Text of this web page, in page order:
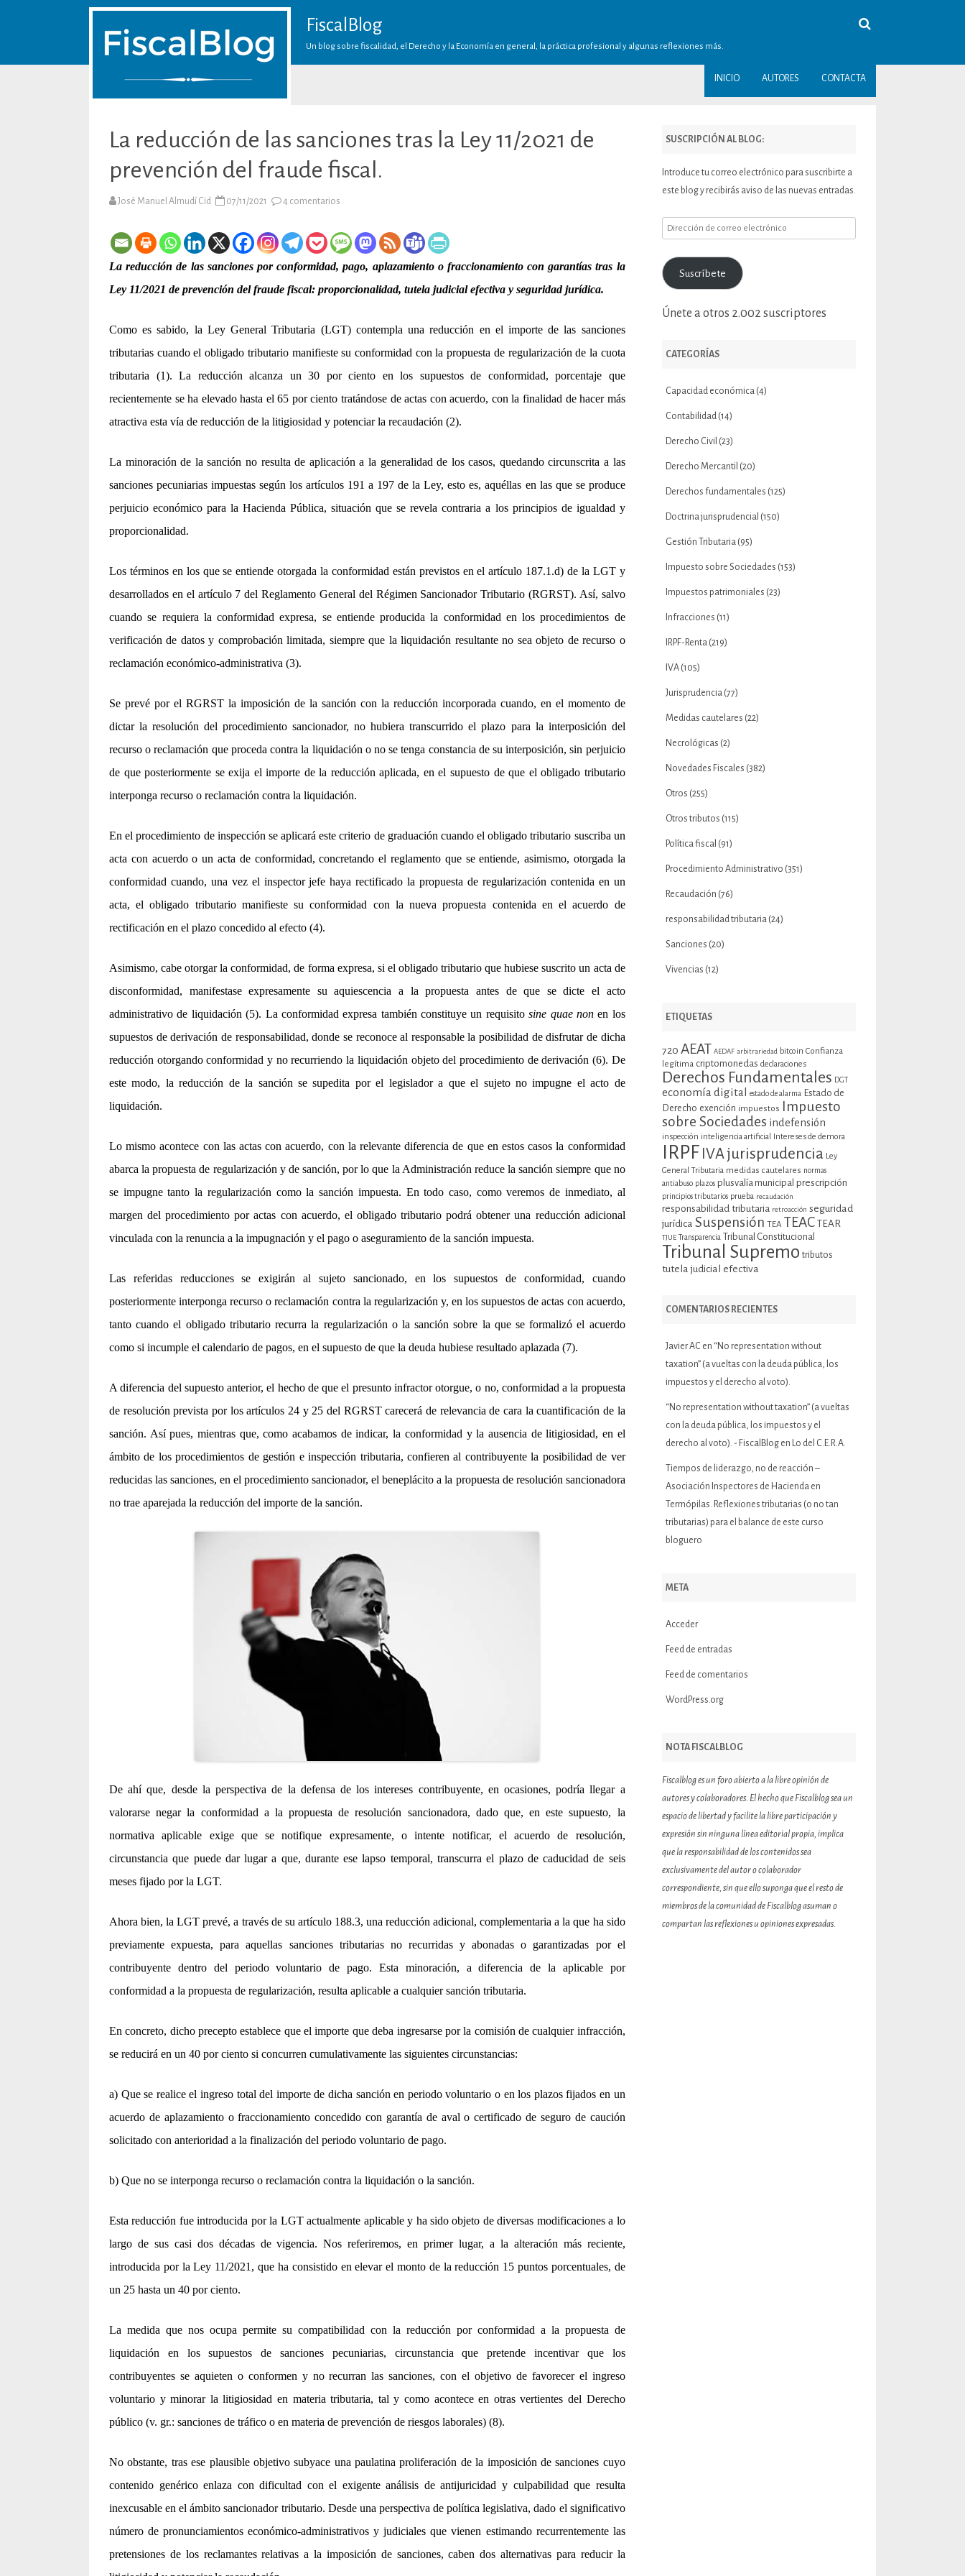
FiscalBlog
Un blog sobre fiscalidad, el Derecho y la Economía en general, la práctica profesional y algunas reflexiones más.
INICIO AUTORES CONTACTA
La reducción de las sanciones tras la Ley 11/2021 de
prevención del fraude fiscal.
José Manuel Almudí Cid 07/11/2021 4 comentarios
de
las
sanciones
la
11/2021
fraude
La reducción de las sanciones por conformidad, pago, aplazamiento o fraccionamiento con garantías tras la
Ley 11/2021 de prevención del fraude fiscal: proporcionalidad, tutela judicial efectiva y seguridad jurídica.
Como es sabido, la Ley General Tributaria (LGT) contempla una reducción en el importe de las sanciones
tributarias cuando el obligado tributario manifieste su conformidad con la propuesta de regularización de la cuota
tributaria (1). La reducción alcanza un 30 por ciento en los supuestos de conformidad, porcentaje que
recientemente se ha elevado hasta el 65 por ciento tratándose de actas con acuerdo, con la finalidad de hacer más
atractiva esta vía de reducción de la litigiosidad y potenciar la recaudación (2).
La minoración de la sanción no resulta de aplicación a la generalidad de los casos, quedando circunscrita a las
sanciones pecuniarias impuestas según los artículos 191 a 197 de la Ley, esto es, aquéllas en las que se produce
perjuicio económico para la Hacienda Pública, situación que se revela contraria a los principios de igualdad y
proporcionalidad.
Los términos en los que se entiende otorgada la conformidad están previstos en el artículo 187.1.d) de la LGT y
desarrollados en el artículo 7 del Reglamento General del Régimen Sancionador Tributario (RGRST). Así, salvo
cuando se requiera la conformidad expresa, se entiende producida la conformidad en los procedimientos de
verificación de datos y comprobación limitada, siempre que la liquidación resultante no sea objeto de recurso o
reclamación económico-administrativa (3).
Se prevé por el RGRST la imposición de la sanción con la reducción incorporada cuando, en el momento de
dictar la resolución del procedimiento sancionador, no hubiera transcurrido el plazo para la interposición del
recurso o reclamación que proceda contra la liquidación o no se tenga constancia de su interposición, sin perjuicio
de que posteriormente se exija el importe de la reducción aplicada, en el supuesto de que el obligado tributario
interponga recurso o reclamación contra la liquidación.
En el procedimiento de inspección se aplicará este criterio de graduación cuando el obligado tributario suscriba un
acta con acuerdo o un acta de conformidad, concretando el reglamento que se entiende, asimismo, otorgada la
conformidad cuando, una vez el inspector jefe haya rectificado la propuesta de regularización contenida en un
acta, el obligado tributario manifieste su conformidad con la nueva propuesta contenida en el acuerdo de
rectificación en el plazo concedido al efecto (4).
Asimismo, cabe otorgar la conformidad, de forma expresa, si el obligado tributario que hubiese suscrito un acta de
disconformidad, manifestase expresamente su aquiescencia a la propuesta antes de que se dicte el acto
administrativo de liquidación (5). La conformidad expresa también constituye un requisitosine quae nonen los
supuestos de derivación de responsabilidad, donde se reconoce al responsable la posibilidad de disfrutar de dicha
reducción otorgando conformidad y no recurriendo la liquidación objeto del procedimiento de derivación (6). De
este modo, la reducción de la sanción se supedita por el legislador a que el sujeto no impugne el acto de
liquidación.
Lo mismo acontece con las actas con acuerdo, con la relevante diferencia de que en estos casos la conformidad
abarca la propuesta de regularización y de sanción, por lo que la Administración reduce la sanción siempre que no
se impugne tanto la regularización como la sanción impuesta. En todo caso, como veremos de inmediato, al
margen del procedimiento por actas con acuerdo, el obligado tributario podrá obtener una reducción adicional
vinculada con la renuncia a la impugnación y el pago o aseguramiento de la sanción impuesta.
Las referidas reducciones se exigirán al sujeto sancionado, en los supuestos de conformidad, cuando
posteriormente interponga recurso o reclamación contra la regularización y, en los supuestos de actas con acuerdo,
tanto cuando el obligado tributario recurra la regularización o la sanción sobre la que se formalizó el acuerdo
como si incumple el calendario de pagos, en el supuesto de que la deuda hubiese resultado aplazada (7).
A diferencia del supuesto anterior, el hecho de que el presunto infractor otorgue, o no, conformidad a la propuesta
de resolución prevista por los artículos 24 y 25 del RGRST carecerá de relevancia de cara la cuantificación de la
sanción. Así pues, mientras que, como acabamos de indicar, la conformidad y la ausencia de litigiosidad, en el
ámbito de los procedimientos de gestión e inspección tributaria, confieren al contribuyente la posibilidad de ver
reducidas las sanciones, en el procedimiento sancionador, el beneplácito a la propuesta de resolución sancionadora
no trae aparejada la reducción del importe de la sanción.
De ahí que, desde la perspectiva de la defensa de los intereses contribuyente, en ocasiones, podría llegar a
valorarse negar la conformidad a la propuesta de resolución sancionadora, dado que, en este supuesto, la
normativa aplicable exige que se notifique expresamente, o intente notificar, el acuerdo de resolución,
circunstancia que puede dar lugar a que, durante ese lapso temporal, transcurra el plazo de caducidad de seis
meses fijado por la LGT.
Ahora bien, la LGT prevé, a través de su artículo 188.3, una reducción adicional, complementaria a la que ha sido
previamente expuesta, para aquellas sanciones tributarias no recurridas y abonadas o garantizadas por el
contribuyente dentro del periodo voluntario de pago. Esta minoración, a diferencia de la aplicable por
conformidad a la propuesta de regularización, resulta aplicable a cualquier sanción tributaria.
En concreto, dicho precepto establece que el importe que deba ingresarse por la comisión de cualquier infracción,
se reducirá en un 40 por ciento si concurren cumulativamente las siguientes circunstancias:
a) Que se realice el ingreso total del importe de dicha sanción en periodo voluntario o en los plazos fijados en un
acuerdo de aplazamiento o fraccionamiento concedido con garantía de aval o certificado de seguro de caución
solicitado con anterioridad a la finalización del periodo voluntario de pago.
b) Que no se interponga recurso o reclamación contra la liquidación o la sanción.
Esta reducción fue introducida por la LGT actualmente aplicable y ha sido objeto de diversas modificaciones a lo
largo de sus casi dos décadas de vigencia. Nos referiremos, en primer lugar, a la alteración más reciente,
introducida por la Ley 11/2021, que ha consistido en elevar el monto de la reducción 15 puntos porcentuales, de
un 25 hasta un 40 por ciento.
La medida que nos ocupa permite su compatibilidad con la reducción por conformidad a la propuesta de
liquidación en los supuestos de sanciones pecuniarias, circunstancia que pretende incentivar que los
contribuyentes se aquieten o conformen y no recurran las sanciones, con el objetivo de favorecer el ingreso
voluntario y minorar la litigiosidad en materia tributaria, tal y como acontece en otras vertientes del Derecho
público (v. gr.: sanciones de tráfico o en materia de prevención de riesgos laborales) (8).
No obstante, tras ese plausible objetivo subyace una paulatina proliferación de la imposición de sanciones cuyo
contenido genérico enlaza con dificultad con el exigente análisis de antijuricidad y culpabilidad que resulta
inexcusable en el ámbito sancionador tributario. Desde una perspectiva de política legislativa, dado el significativo
número de pronunciamientos económico-administrativos y judiciales que vienen estimando recurrentemente las
pretensiones de los reclamantes relativas a la imposición de sanciones, caben dos alternativas para reducir la
SUSCRIPCIÓN AL BLOG:
Introduce tu correo electrónico para suscribirte a
este blog y recibirás aviso de las nuevas entradas.
Dirección
correo
electrónico
Suscríbete
Únete a otros 2.002 suscriptores
CATEGORÍAS
Capacidad económica(4)
Contabilidad(14)
Derecho Civil (23)
Derecho Mercantil (20)
Derechos fundamentales (125)
Doctrina jurisprudencial (150)
Gestión Tributaria(95)
Impuesto sobre Sociedades (153)
Impuestos patrimoniales (23)
Infracciones (11)
IRPF-Renta(219)
IVA(105)
Jurisprudencia(77)
Medidas cautelares (22)
Necrológicas (2)
Novedades Fiscales (382)
Otros (255)
Otros tributos (115)
Política fiscal (91)
Procedimiento Administrativo (351)
Recaudación (76)
responsabilidad tributaria(24)
Sanciones (20)
Vivencias (12)
ETIQUETAS
720 AEAT AEDAF arbitrariedad bitcoin Confianza
legítima criptomonedas declaraciones
Derechos Fundamentales DGT
economía digital estado de alarma
Estado de
Derecho exención impuestos
Impuesto
sobre Sociedades indefensión
inspección inteligencia artificial Intereses de demora
IRPF IVAjurisprudencia Ley
General Tributaria medidas cautelares normas
antiabuso plazos plusvalía municipal prescripción
principios tributarios prueba recaudación
responsabilidad tributaria retroacción seguridad
jurídica Suspensión TEA TEAC TEAR
TJUE Transparencia Tribunal Constitucional
Tribunal Supremo tributos
tutela judicial efectiva
COMENTARIOS RECIENTES
Javier AC en “No representation without
taxation” (a vueltas con la deuda pública, los
impuestos y el derecho al voto).
“No representation without taxation” (a vueltas
con la deuda pública, los impuestos y el
derecho al voto). - FiscalBlogen Lo del C.E.R.A.
Tiempos de liderazgo, no de reacción –
Asociación Inspectores de Haciendaen
Termópilas. Reflexiones tributarias (o no tan
tributarias) para el balance de este curso
bloguero
META
Acceder
Feed de entradas
Feed de comentarios
WordPress.org
NOTA FISCALBLOG
Fiscalblog es un foro abierto a la libre opinión de
autores y colaboradores. El hecho que Fiscalblog sea un
espacio de libertad y facilite la libre participación y
expresión sin ninguna línea editorial propia, implica
que la responsabilidad de los contenidos sea
exclusivamente del autor o colaborador
correspondiente, sin que ello suponga que el resto de
miembros de la comunidad de Fiscalblog asuman o
compartan las reflexiones u opiniones expresadas.